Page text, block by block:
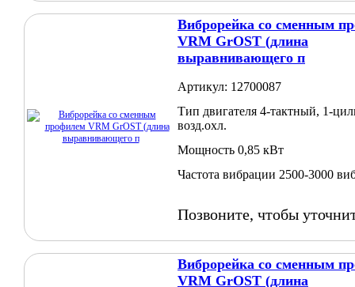
Виброрейка со сменным
VRM GrOST (длина
выравнивающего п
Артикул: 12700087
Тип двигателя 4-тактный, 1-
возд.охл.
Мощность 0,85 кВт
Частота вибрации 2500-3000
Позвоните, чтобы
Виброрейка со сменным
VRM GrOST (длина